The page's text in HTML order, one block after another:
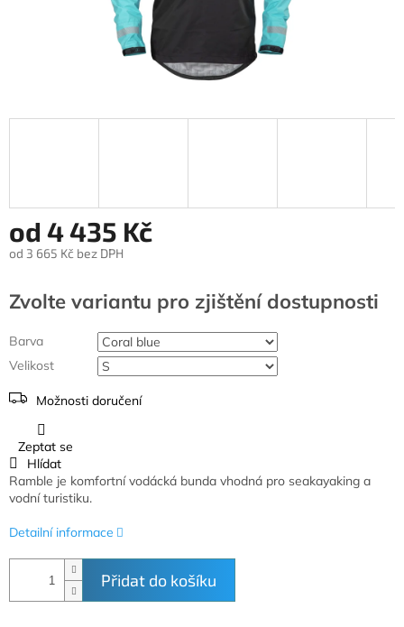
od 4 435 Kč
od 3 665 Kč bez DPH
cena:
Zvolte variantu
Barva
Velikost
Možnosti doručení
Přidat do košíku
Ramble je komfortní vodácká bunda vhodná pro seakayaking a
vodní turistiku.
Detailní informace
Zeptat se
Hlídat